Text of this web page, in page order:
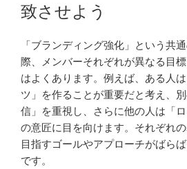
致させよう
「ブランディング強化」という共
際、メンバーそれぞれが異なる目
はよくあります。例えば、ある人
ツ」を作ることが重要だと考え、
信」を重視し、さらに他の人は「
の意匠に目を向けます。それぞれの
目指すゴールやアプローチがばら
です。